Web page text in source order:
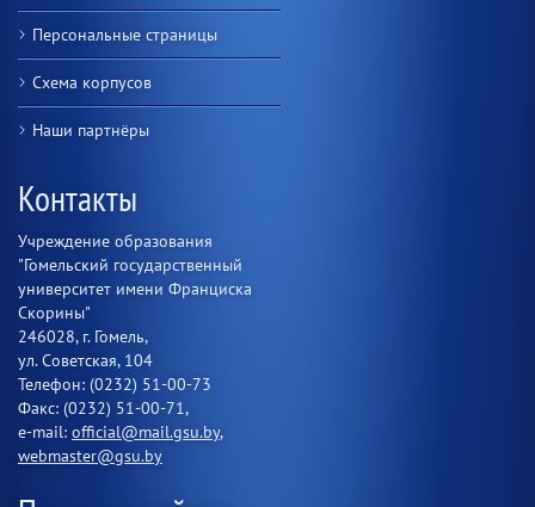
Персональные страницы
Схема корпусов
Наши партнёры
Контакты
Учреждение образования
"Гомельский государственный
университет имени Франциска
Скорины"
246028, г. Гомель,
ул. Советская, 104
Телефон: (0232) 51-00-73
Факс: (0232) 51-00-71,
e-mail: official@mail.gsu.by,
webmaster@gsu.by